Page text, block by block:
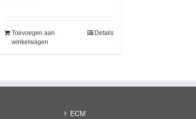
Toevoegen aan
winkelwagen
Details
ECM